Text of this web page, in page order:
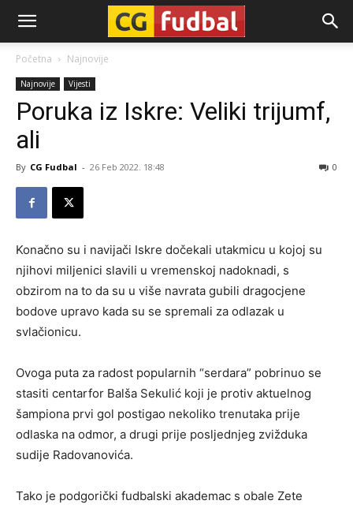
CG-
Fudbal
Početna Najnovije
Najnovije Vijesti
Poruka iz Iskre: Veliki trijumf,
ali
By CG Fudbal - 26 Feb 2022. 18:48 0
Konačno su i navijači Iskre dočekali utakmicu u kojoj su
njihovi miljenici slavili u vremenskoj nadoknadi, s
obzirom na to da su u više navrata gubili dragocjene
bodove upravo kada su se spremali za odlazak u
svlačionicu.
Ovoga puta za radost popularnih “serdara” pobrinuo se
stasiti centarfor Balša Sekulić koji je protiv aktuelnog
šampiona prvi gol postigao nekoliko trenutaka prije
odlaska na odmor, a drugi prije posljednjeg zvižduka
sudije Radovanovića.
Tako je podgorički fudbalski akademac s obale Zete